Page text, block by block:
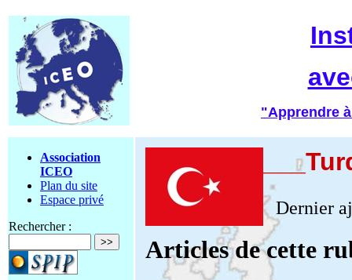
"Apprendre
Association
ICEO
Plan du site
Espace privé
Rechercher :
Dernier
Articles de cette